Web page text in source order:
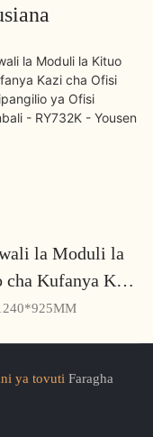
la Moduli la
Kufanya Kazi
Ofisi kwa
Yousen
ya tovutiFaragha